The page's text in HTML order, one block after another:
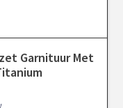
Garnituur Met